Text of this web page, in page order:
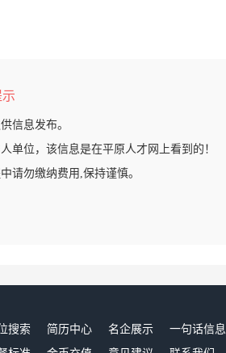
信息发布。
单位，该信息是在平原人才网上看到的！
请勿缴纳费用,保持谨慎。
搜索 简历中心 名企展示 一句话信息